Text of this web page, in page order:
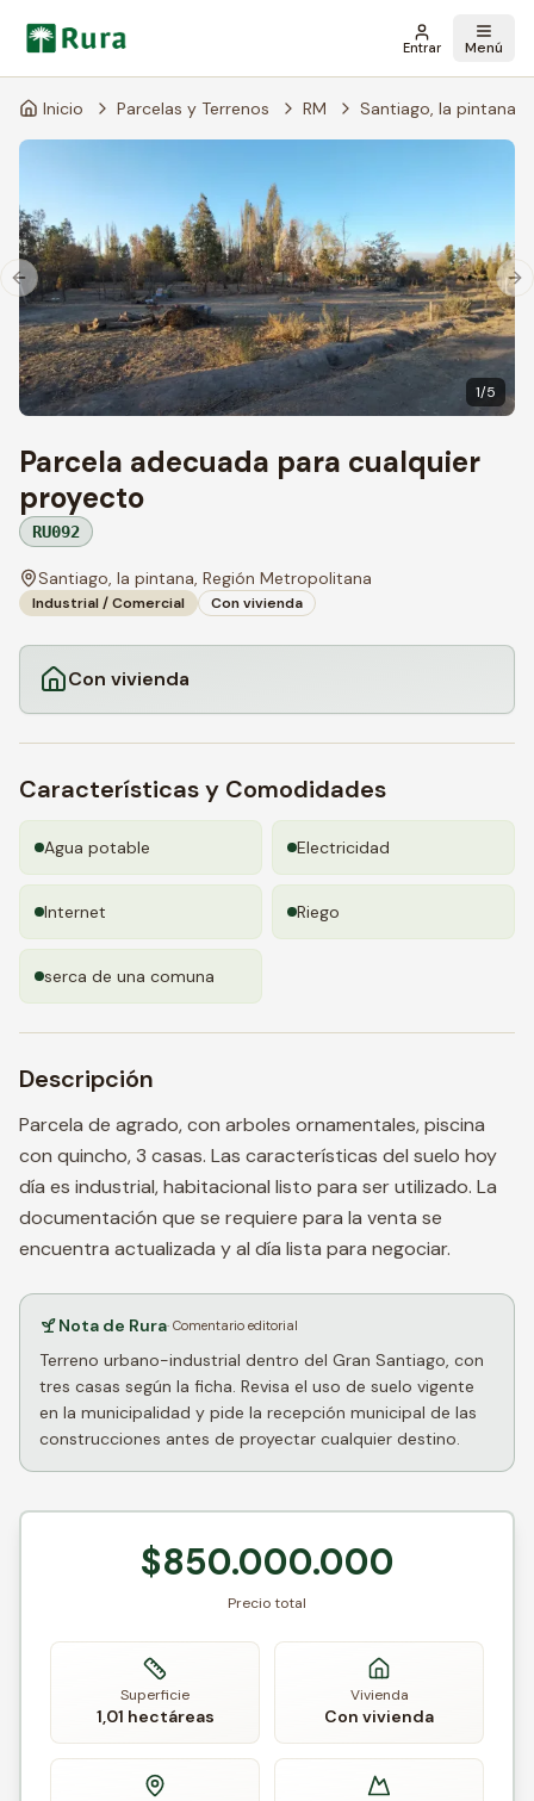
Entrar Menú
Inicio Parcelas y Terrenos RM Santiago, la pintana
1/5
Previous slide
Parcela adecuada para cualquier
proyecto
RU092
Santiago, la pintana, Región Metropolitana
Industrial / Comercial Con vivienda
Con vivienda
Características y Comodidades
Agua potable Electricidad
Internet Riego
serca de una comuna
Descripción
Parcela de agrado, con arboles ornamentales, piscina
con quincho, 3 casas. Las características del suelo hoy
día es industrial, habitacional listo para ser utilizado. La
documentación que se requiere para la venta se
encuentra actualizada y al día lista para negociar.
Nota de Rura· Comentario editorial
Terreno urbano-industrial dentro del Gran Santiago, con
tres casas según la ficha. Revisa el uso de suelo vigente
en la municipalidad y pide la recepción municipal de las
construcciones antes de proyectar cualquier destino.
$850.000.000
Precio total
Superficie
1,01 hectáreas
Vivienda
Con vivienda